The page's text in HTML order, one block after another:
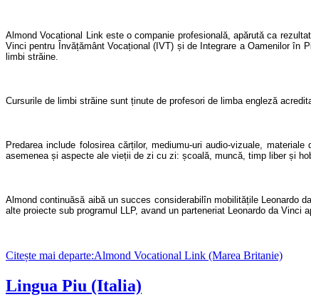
Almond Vocational Link este o companie profesională, apărută ca
Vincipentru Învățământ Vocațional(IVT) și de Integrare a Oamenilor în
limbi străine
Cursurile de limbi străine sunt ținute de profesori de limba engleză
Predarea include folosirea cărților,mediumu-uri audio-vizuale materiale
asemenea și aspecte ale vieții de zi cu zi: școală muncă timp liber și h
Almond continuăsă aibă un succes considerabil în mobilitățileLeonardo
alte proiecte sub programul
LLP, avand un parteneriat Leonardo da Vinci
Citește mai departe:Almond Vocational Link (Marea Britanie)
Lingua Piu (Italia)